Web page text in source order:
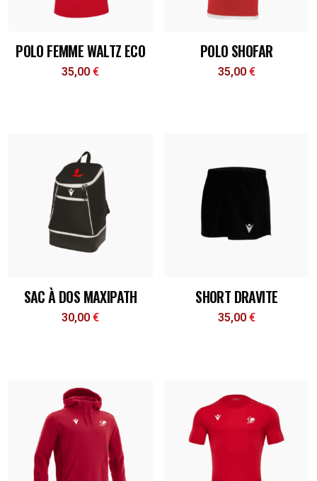
POLO FEMME WALTZ ECO
35,00€
POLO SHOFAR
35,00 €
SAC À DOS MAXIPATH
30,00€
SHORT DRAVITE
35,00 €